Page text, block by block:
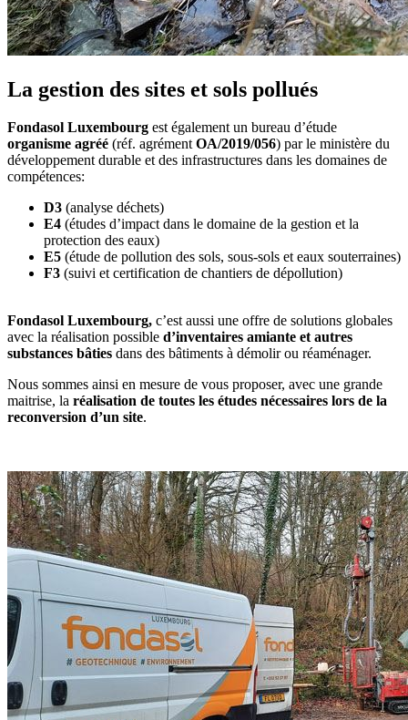
La gestion des sites et sols pollués
Fondasol Luxembourg est également un bureau d’étude
organisme agréé (réf. agrémentOA/2019/056) par le ministère du
développement durable et des infrastructures dans les domaines de
compétences:
D3 (analyse déchets)
E4 (études d’impact dans le domaine de la gestion et la
protection des eaux)
E5 (étude de pollution des sols, sous-sols et eaux souterraines)
F3 (suivi et certification de chantiers de dépollution)
Fondasol Luxembourg, c’est aussi une offre de solutions globales
avec la réalisation possible d’inventaires amiante et autres
substances bâties dans des bâtiments à démolir ou réaménager.
Nous sommes ainsi en mesure de vous proposer, avec une grande
maitrise, la réalisation de toutes les études nécessaires lors de la
reconversion d’un site.